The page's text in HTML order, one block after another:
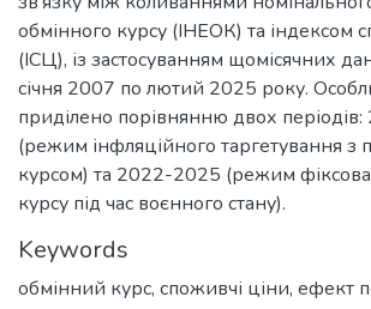
обмінного курсу (ІНЕОК) та індексом
(ІСЦ), із застосуванням щомісячних
січня 2007 по лютий 2025 року.
приділено порівнянню двох
(режим інфляційного таргетування з
курсом) та 2022-2025 (режим
курсу під час воєнного стану).
Keywords
обмінний курс, споживчі ціни, ефект